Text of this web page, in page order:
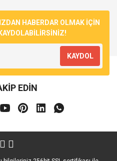
HABERDAR OLMAK İÇİN
KAYDOL
EDİN